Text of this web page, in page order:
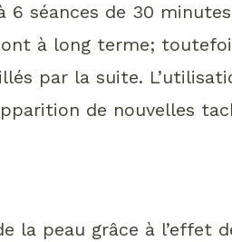
6 séances de 30
à long terme;
par la suite.
de nouvelles
la peau grâce à l’effet